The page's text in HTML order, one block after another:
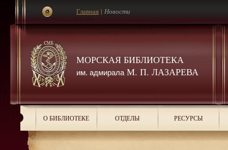
МОРСКАЯ БИБЛИОТЕКА
им. адмиралаМ. П. ЛАЗАРЕВА
Главная | Новости
О БИБЛИОТЕКЕ ОТДЕЛЫ РЕСУРСЫ